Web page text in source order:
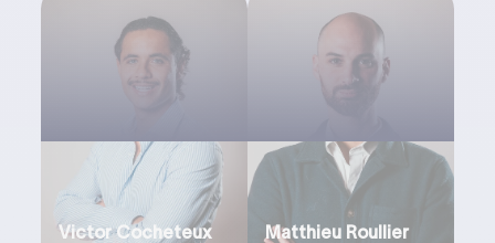
Victor Cocheteux Matthieu Roullier